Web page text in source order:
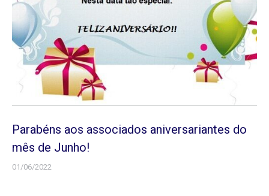
Parabéns aos associados aniversariantes do
mês de Junho!
01/06/2022